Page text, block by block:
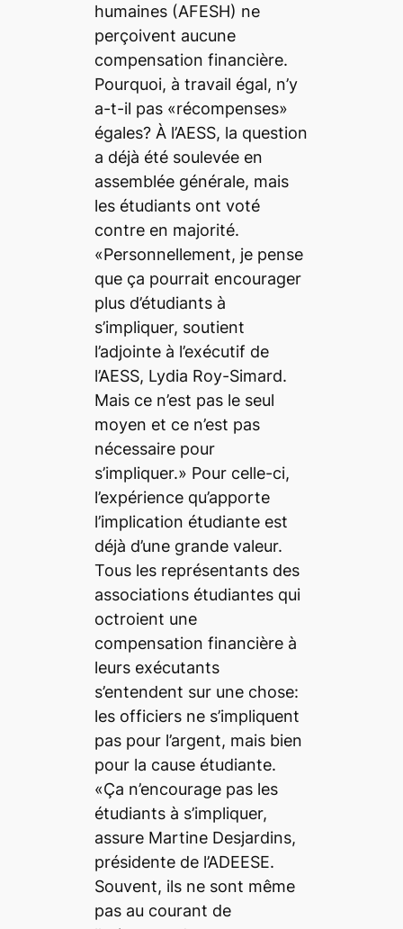
humaines (AFESH) ne
perçoivent aucune
compensation financière.
Pourquoi, à travail égal, n’y
a-t-il pas «récompenses»
égales? À l’AESS, la question
a déjà été soulevée en
assemblée générale, mais
les étudiants ont voté
contre en majorité.
«Personnellement, je pense
que ça pourrait encourager
plus d’étudiants à
s’impliquer, soutient
l’adjointe à l’exécutif de
l’AESS, Lydia Roy-Simard.
Mais ce n’est pas le seul
moyen et ce n’est pas
nécessaire pour
s’impliquer.» Pour celle-ci,
l’expérience qu’apporte
l’implication étudiante est
déjà d’une grande valeur.
Tous les représentants des
associations étudiantes qui
octroient une
compensation financière à
leurs exécutants
s’entendent sur une chose:
les officiers ne s’impliquent
pas pour l’argent, mais bien
pour la cause étudiante.
«Ça n’encourage pas les
étudiants à s’impliquer,
assure Martine Desjardins,
présidente de l’ADEESE.
Souvent, ils ne sont même
pas au courant de